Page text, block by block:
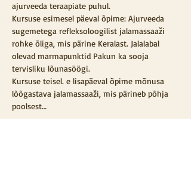
ajurveeda teraapiate puhul.
Kursuse esimesel päeval õpime: Ajurveeda
sugemetega refleksoloogilist jalamassaaži
rohke õliga, mis pärine Keralast. Jalalabal
olevad marmapunktid Pakun ka sooja
tervisliku lõunasöögi.
Kursuse teisel. e lisapäeval õpime mõnusa
lõõgastava jalamassaaži, mis pärineb põhja
poolsest…